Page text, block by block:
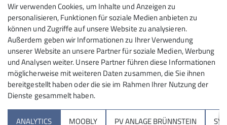
Sektion
Wir verwenden Cookies, um Inhalte und Anzeigen zu
personalisieren, Funktionen für soziale Medien anbieten zu
können und Zugriffe auf unsere Website zu analysieren.
Außerdem geben wir Informationen zu Ihrer Verwendung
unserer Website an unsere Partner für soziale Medien, Werbung
und Analysen weiter. Unsere Partner führen diese Informationen
möglicherweise mit weiteren Daten zusammen, die Sie ihnen
bereitgestellt haben oder die sie im Rahmen Ihrer Nutzung der
Dienste gesammelt haben.
ANALYTICS MOOBLY PV ANLAGE BRÜNNSTEIN